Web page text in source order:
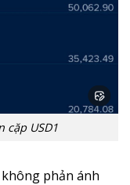
cặp USD1
phản ánh